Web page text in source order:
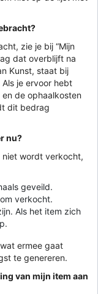
zie je bij “Mijn
dat overblijft na
Kunst, staat bij
je ervoor hebt
de ophaalkosten
dit bedrag
nu?
niet wordt verkocht,
geveild.
verkocht.
Als het item zich
ermee gaat
te genereren.
van mijn item aan